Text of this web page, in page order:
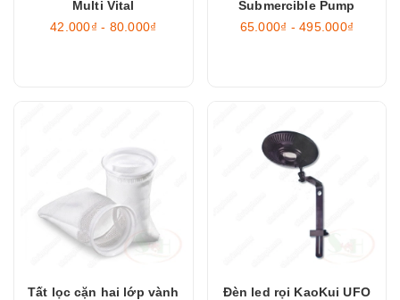
Multi Vital
42.000₫ - 80.000₫
Submercible Pump
65.000₫ - 495.000₫
Tất lọc cặn hai lớp vành
Đèn led rọi KaoKui UFO